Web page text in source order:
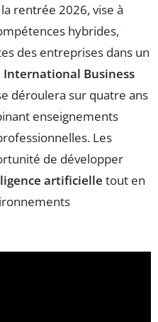
rentrée 2026, vise à
hybrides,
des entreprises dans un
International Business
déroulera sur quatre ans
enseignements
Les
de développer
artificielle tout en